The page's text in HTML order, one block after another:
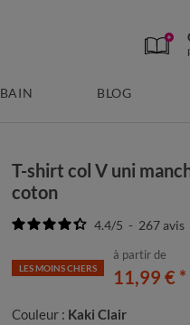
BAIN BLOG
T-shirt col V uni
coton
4.4/5 - 267avis
à partir de
11,99 € *
LES MOINS CHERS
Couleur : Kaki Clair